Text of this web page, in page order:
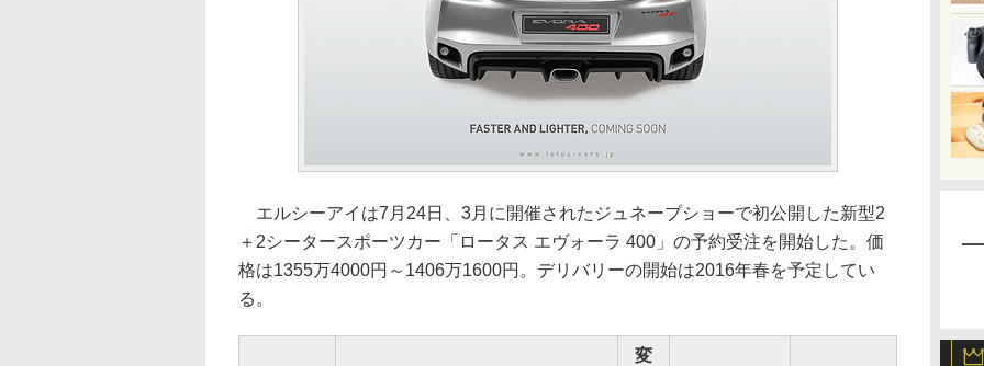
エルシーアイは7月24日、3月に開催されたジュネーブショーで初公開した新型2
＋2シータースポーツカー「ロータス エヴォーラ 400」の予約受注を開始した。価
格は1355万4000円～1406万1600円。デリバリーの開始は2016年春を予定してい
る。
変